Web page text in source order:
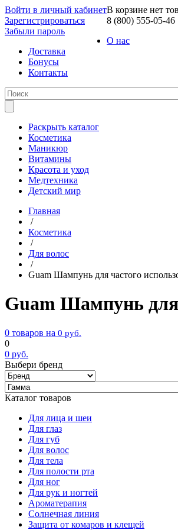
Войти в личный кабинет
Зарегистрироваться
Забыли пароль
В корзине нет
8 (800) 555-05-46
О нас
Доставка
Бонусы
Контакты
Раскрыть каталог
Косметика
Маникюр
Витамины
Красота и уход
Медтехника
Детский мир
Главная
/
Косметика
/
Для волос
/
Guam Шампунь для частого
Guam Шампунь для
0 товаров на 0 руб.
0
0 руб.
Выбери бренд
Каталог товаров
Для лица и шеи
Для глаз
Для губ
Для волос
Для тела
Для полости рта
Для ног
Для рук и ногтей
Ароматерапия
Солнечная линия
Защита от комаров и клещей